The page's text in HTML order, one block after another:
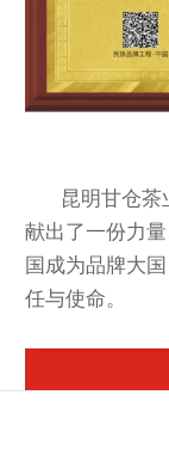
昆明甘仓茶
献出了一份力
国成为品牌大
任与使命。